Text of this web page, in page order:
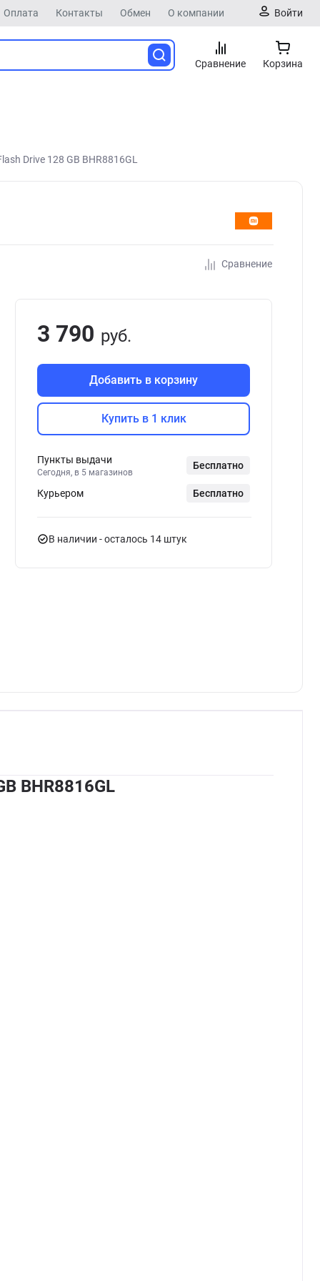
Оплата Контакты Обмен О компании Войти
Сравнение Корзина
Drive 128 GB BHR8816GL
Сравнение
3 790 руб.
Добавить в корзину
Купить в 1 клик
Пункты выдачи
Сегодня, в 5 магазинов
Бесплатно
Курьером Бесплатно
В наличии - осталось 14 штук
BHR8816GL